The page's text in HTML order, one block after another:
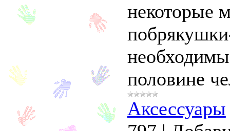
некоторые
половине
Аксессуары